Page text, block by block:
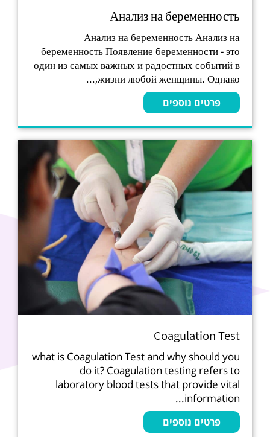
Анализ на беременность
Анализ на беременность Анализ на
беременность Появление беременности - это
один из самых важных и радостных событий в
жизни любой женщины. Однако,...
פרטים נוספים
Coagulation Test
what is Coagulation Test and why should you
do it? Coagulation testing refers to
laboratory blood tests that provide vital
information...
פרטים נוספים